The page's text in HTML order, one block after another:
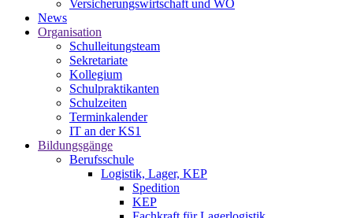
Versicherungswirtschaft und WO
News
Organisation
Schulleitungsteam
Sekretariate
Kollegium
Schulpraktikanten
Schulzeiten
Terminkalender
IT an der KS1
Bildungsgänge
Berufsschule
Logistik, Lager, KEP
Spedition
KEP